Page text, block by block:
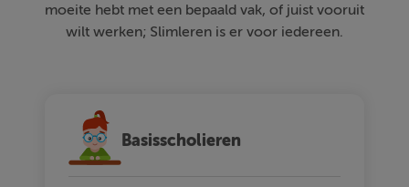
moeite hebt met een bepaald vak, of juist vooruit
wilt werken; Slimleren is er voor iedereen.
Basisscholieren